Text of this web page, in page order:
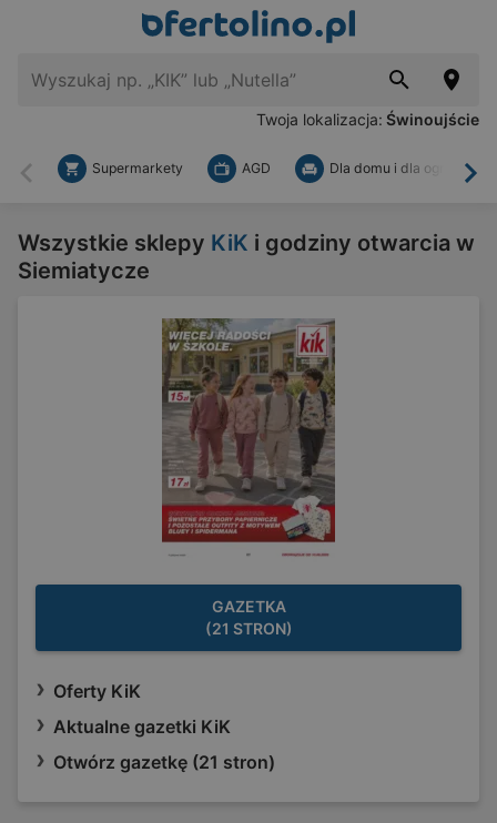
Twoja lokalizacja: Świnoujście
Wstecz
Supermarkety AGD Dla domu i dla ogrodu
Wszystkie sklepy KiK i godziny otwarcia w
Siemiatycze
GAZETKA
(21 STRON)
Oferty KiK
Aktualne gazetki KiK
Otwórz gazetkę (21 stron)